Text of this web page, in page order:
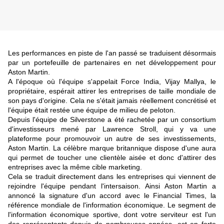
Les performances en piste de l'an passé se traduisent désormais
par un portefeuille de partenaires en net développement pour
Aston Martin.
A l'époque où l'équipe s'appelait Force India, Vijay Mallya, le
propriétaire, espérait attirer les entreprises de taille mondiale de
son pays d'origine. Cela ne s'était jamais réellement concrétisé et
l'équipe était restée une équipe de milieu de peloton.
Depuis l'équipe de Silverstone a été rachetée par un consortium
d'investisseurs mené par Lawrence Stroll, qui y va une
plateforme pour promouvoir un autre de ses investissements,
Aston Martin. La célèbre marque britannique dispose d'une aura
qui permet de toucher une clientèle aisée et donc d'attirer des
entreprises avec la même cible marketing.
Cela se traduit directement dans les entreprises qui viennent de
rejoindre l'équipe pendant l'intersaison. Ainsi Aston Martin a
annoncé la signature d'un accord avec le Financial Times, la
référence mondiale de l'information économique. Le segment de
l'information économique sportive, dont votre serviteur est l'un